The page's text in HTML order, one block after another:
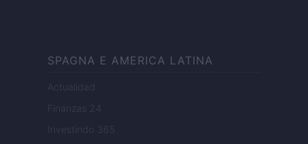
SPAGNA E AMERICA LATINA
Actualidad
Finanzas 24
Investindo 365